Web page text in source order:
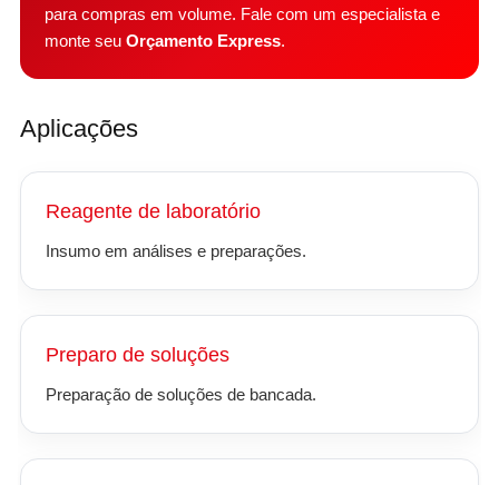
para compras em volume. Fale com um especialista e
monte seu Orçamento Express.
Aplicações
Reagente de laboratório
Insumo em análises e preparações.
Preparo de soluções
Preparação de soluções de bancada.